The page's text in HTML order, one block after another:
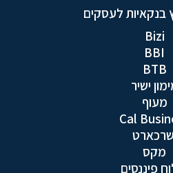
בנקאיות לעסקים
Bizi
BBI
BTB
ישיר
מעוף
Cal
מקס
פיננסים